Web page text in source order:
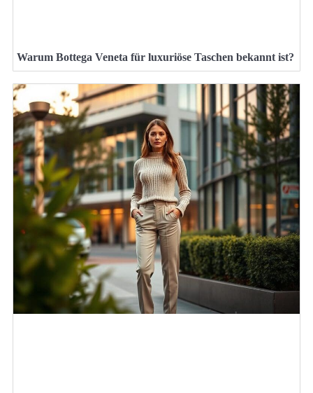
Warum Bottega Veneta für luxuriöse Taschen bekannt ist?